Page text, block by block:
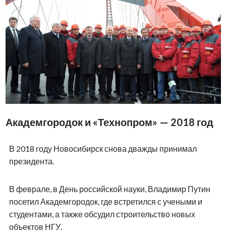
Академгородок и «Технопром» — 2018 год
В 2018 году Новосибирск снова дважды принимал
президента.
В феврале, в День российской науки, Владимир Путин
посетил Академгородок, где встретился с учеными и
студентами, а также обсудил строительство новых
объектов НГУ.